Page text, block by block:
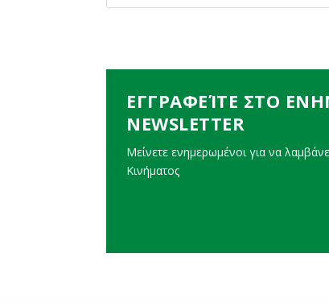
ΕΓΓΡΑΦΕΊΤΕ ΣΤΟ
NEWSLETTER
Μείνετε ενημερωμένοι για να
Κινήματος